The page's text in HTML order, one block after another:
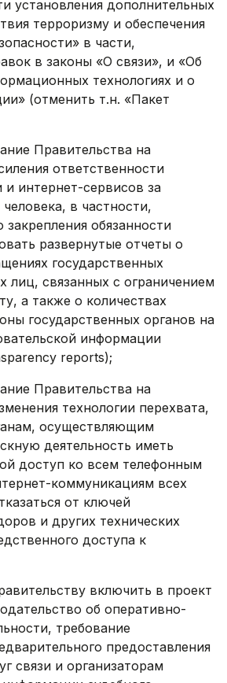
установления дополнительных
терроризму и обеспечения
в части,
в законы «О связи», и «Об
технологиях и о
(отменить т.н. «Пакет
Правительства на
ответственности
и интернет-сервисов за
в частности,
закрепления обязанности
развернутые отчеты о
государственных
лиц, связанных с ограничением
а также о количествах
государственных органов на
информации
reports);
Правительства на
технологии перехвата,
осуществляющим
деятельность иметь
доступ ко всем телефонным
коммуникациям всех
от ключей
и других технических
доступа к
включить в проект
об оперативно-
требование
предоставления
связи и организаторам